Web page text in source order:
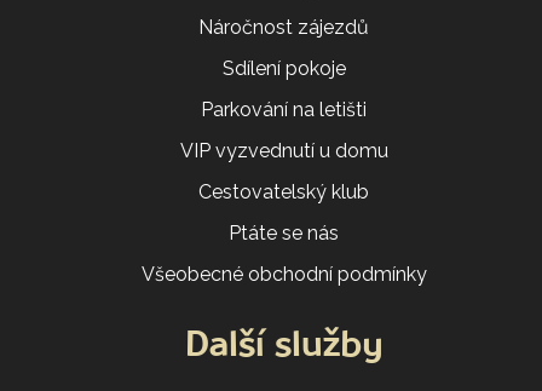
Náročnost zájezdů
Sdílení pokoje
Parkování na letišti
VIP vyzvednutí u domu
Cestovatelský klub
Ptáte se nás
Všeobecné obchodní podmínky
Další služby